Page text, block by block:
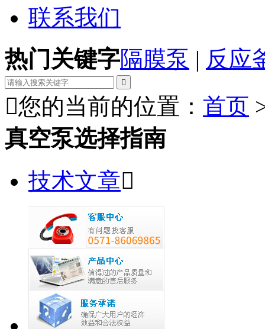
联系我们
热门关键字隔膜泵 | 反应

您的当前的位置： 首页
真空泵选择指南
技术文章